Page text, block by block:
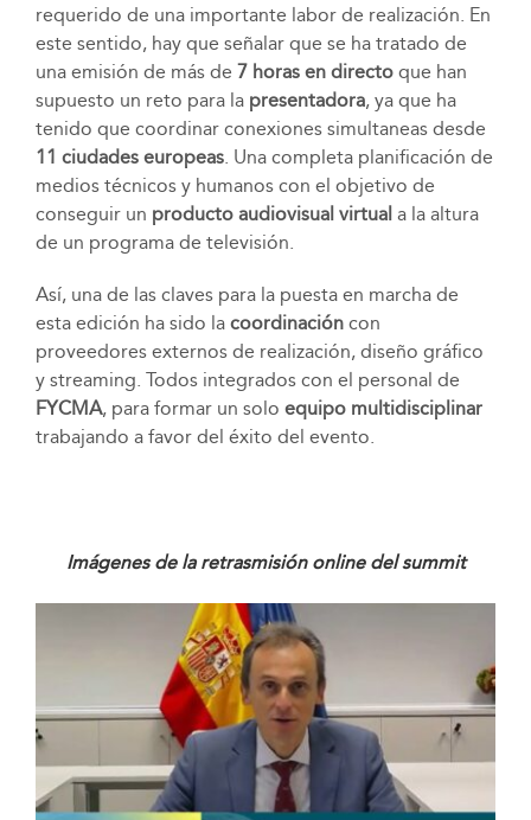
requerido de una importante labor de realización. En
este sentido, hay que señalar que se ha tratado de
una emisión de más de 7 horas en directoque han
supuesto un reto para la presentadora, ya que ha
tenido que coordinar conexiones simultaneas desde
11 ciudades europeas. Una completa planificación de
medios técnicos y humanos con el objetivo de
conseguir un producto audiovisual virtual a la altura
de un programa de televisión.
Así, una de las claves para la puesta en marcha de
esta edición ha sido la coordinacióncon
proveedores externos de realización, diseño gráfico
y streaming. Todos integrados con el personal de
FYCMA, para formar un solo equipo multidisciplinar
trabajando a favor del éxito del evento.
Imágenes de la retrasmisión online del summit